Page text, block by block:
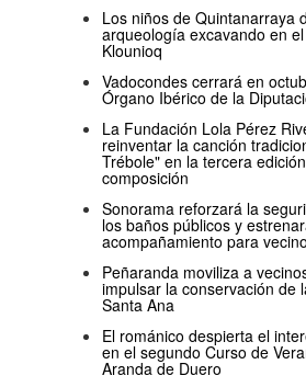
Los niños de Quintanarraya
arqueología excavando en
Klounioq
Vadocondes cerrará en
Órgano Ibérico de la
La Fundación Lola Pérez
reinventar la canción
Trébole" en la tercera
composición
Sonorama reforzará la
los baños públicos y
acompañamiento para
Peñaranda moviliza a
impulsar la conservación de
Santa Ana
El románico despierta el
en el segundo Curso de
Aranda de Duero